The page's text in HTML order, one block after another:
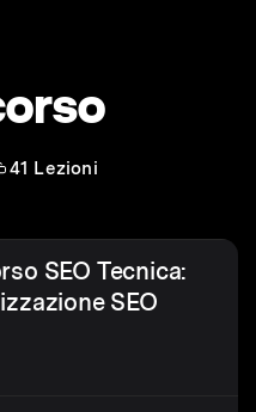
41 Lezioni
SEO Tecnica:
SEO